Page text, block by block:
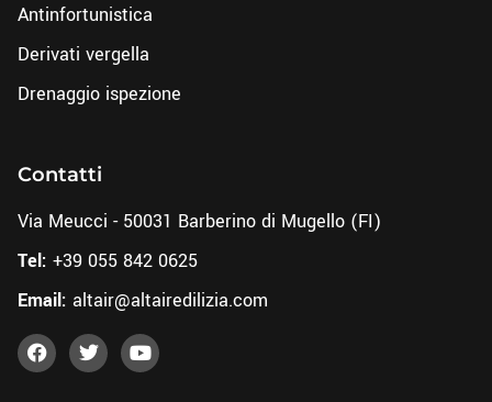
Antinfortunistica
Derivati vergella
Drenaggio ispezione
Contatti
Via Meucci - 50031 Barberino di Mugello (FI)
Tel: +39 055 842 0625
Email: altair@altairedilizia.com